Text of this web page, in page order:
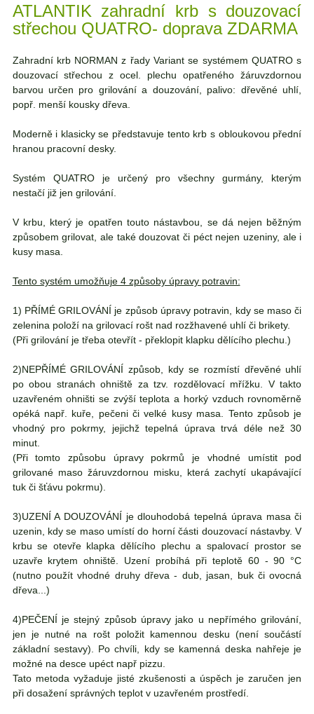
ATLANTIK zahradní krb s douzovací
střechou QUATRO- doprava ZDARMA
Zahradní krb NORMAN z řady Variant se systémem QUATRO s
douzovací střechou z ocel. plechu opatřeného žáruvzdornou
barvou určen pro grilování a douzování, palivo: dřevěné uhlí,
popř. menší kousky dřeva.
Moderně i klasicky se představuje tento krb s obloukovou přední
hranou pracovní desky.
Systém QUATRO je určený pro všechny gurmány, kterým
nestačí již jen grilování.
V krbu, který je opatřen touto nástavbou, se dá nejen běžným
způsobem grilovat, ale také douzovat či péct nejen uzeniny, ale i
kusy masa.
Tento systém umožňuje 4 způsoby úpravy potravin:
1) PŘÍMÉ GRILOVÁNÍ je způsob úpravy potravin, kdy se maso či
zelenina položí na grilovací rošt nad rozžhavené uhlí či brikety.
(Při grilování je třeba otevřít - překlopit klapku dělícího plechu.)
2)NEPŘÍMÉ GRILOVÁNÍ způsob, kdy se rozmístí dřevěné uhlí
po obou stranách ohniště za tzv. rozdělovací mřížku. V takto
uzavřeném ohništi se zvýší teplota a horký vzduch rovnoměrně
opéká např. kuře, pečeni či velké kusy masa. Tento způsob je
vhodný pro pokrmy, jejichž tepelná úprava trvá déle než 30
minut.
(Při tomto způsobu úpravy pokrmů je vhodné umístit pod
grilované maso žáruvzdornou misku, která zachytí ukapávající
tuk či šťávu pokrmu).
3)UZENÍ A DOUZOVÁNÍ je dlouhodobá tepelná úprava masa či
uzenin, kdy se maso umístí do horní části douzovací nástavby. V
krbu se otevře klapka dělícího plechu a spalovací prostor se
uzavře krytem ohniště. Uzení probíhá při teplotě 60 - 90 °C
(nutno použít vhodné druhy dřeva - dub, jasan, buk či ovocná
dřeva...)
4)PEČENÍ je stejný způsob úpravy jako u nepřímého grilování,
jen je nutné na rošt položit kamennou desku (není součástí
základní sestavy). Po chvíli, kdy se kamenná deska nahřeje je
možné na desce upéct např pizzu.
Tato metoda vyžaduje jisté zkušenosti a úspěch je zaručen jen
při dosažení správných teplot v uzavřeném prostředí.